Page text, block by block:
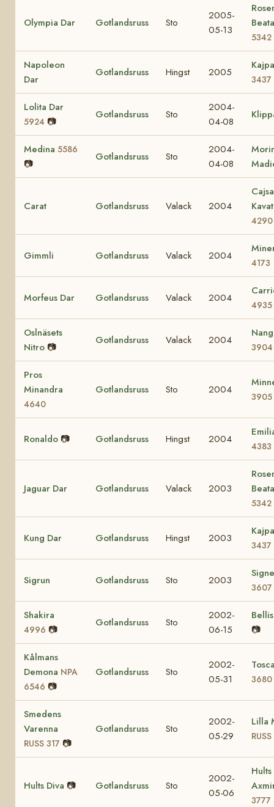
Olympia Dar Gotlandsruss Sto
2005-
05-13
Beata
5342
Napoleon
Dar
Gotlandsruss Hingst 2005
Kajpa
3437
Lolita Dar
5924 📷
Gotlandsruss Sto
2004-
04-08
Medina 5586
📷
Gotlandsruss Sto
2004-
04-08
Carat Gotlandsruss Valack 2004
Cajsa
Kavat
4290
Gimmli Gotlandsruss Valack 2004
4173
Morfeus Dar Gotlandsruss Valack 2004
4935
Oslnäsets
Nitro 📷
Gotlandsruss Valack 2004
3904
Pros
Minandra
4640
Gotlandsruss Sto 2004
3905
Ronaldo 📷 Gotlandsruss Hingst 2004
4383
Jaguar Dar Gotlandsruss Valack 2003
Beata
5342
Kung Dar Gotlandsruss Hingst 2003
Kajpa
3437
Sigrun Gotlandsruss Sto 2003
Signe
3607
Shakira
4996 📷
Gotlandsruss Sto
2002-
06-15
📷
Kålmans
Demona NPA
6546 📷
Gotlandsruss Sto
2002-
05-31
3680
Smedens
Varenna
RUSS 317 📷
Gotlandsruss Sto
2002-
05-29
Lilla
Hults Diva 📷 Gotlandsruss Sto
2002-
05-06
Hults
3777